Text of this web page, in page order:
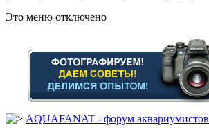
Это меню отключено
AQUAFANAT - форум аквариумистов